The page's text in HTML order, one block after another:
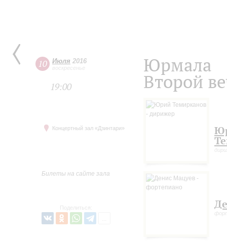
10 Июля 2016
воскресенье
19:00
Концертный зал «Дзинтари»
Билеты на сайте зала
Поделиться:
Юрмала
Второй